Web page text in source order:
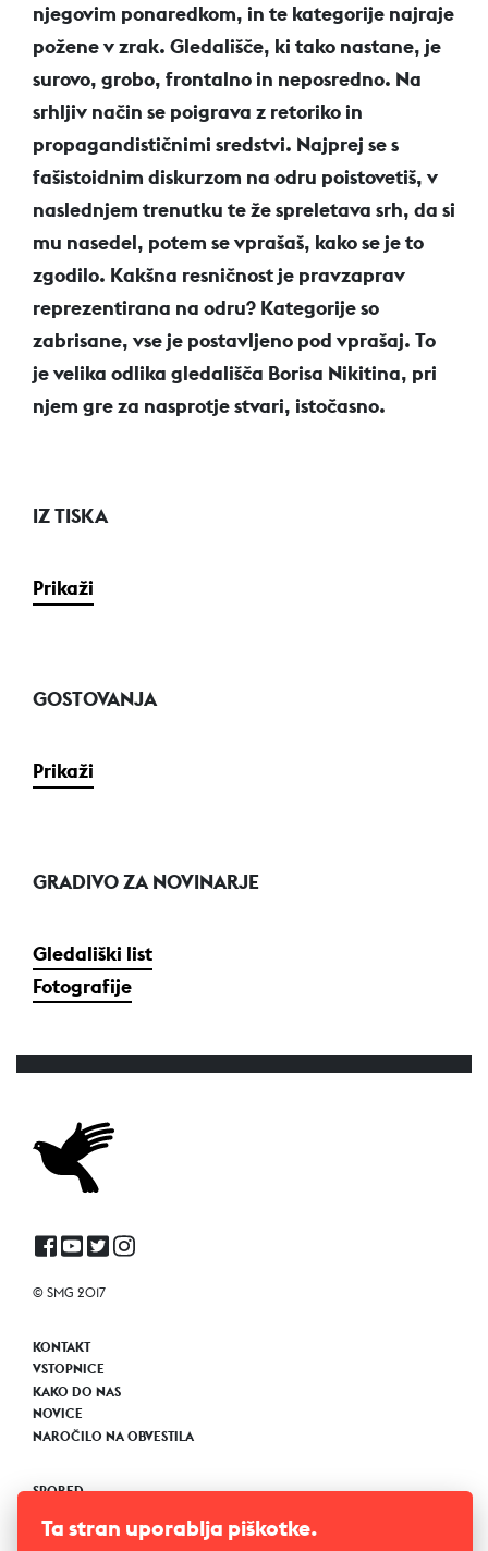
njegovim ponaredkom, in te kategorije najraje
požene v zrak. Gledališče, ki tako nastane, je
surovo, grobo, frontalno in neposredno. Na
srhljiv način se poigrava z retoriko in
propagandističnimi sredstvi. Najprej se s
fašistoidnim diskurzom na odru poistovetiš, v
naslednjem trenutku te že spreletava srh, da si
mu nasedel, potem se vprašaš, kako se je to
zgodilo. Kakšna resničnost je pravzaprav
reprezentirana na odru? Kategorije so
zabrisane, vse je postavljeno pod vprašaj. To
je velika odlika gledališča Borisa Nikitina, pri
njem gre za nasprotje stvari, istočasno.
IZ TISKA
Prikaži
GOSTOVANJA
Prikaži
GRADIVO ZA NOVINARJE
Gledališki list
Fotografije
© SMG 2017
KONTAKT
VSTOPNICE
KAKO DO NAS
NOVICE
NAROČILO NA OBVESTILA
SPORED
ABONMAJI
Ta stran uporablja piškotke.